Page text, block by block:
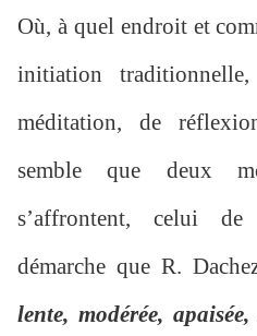
Où, à quel endroit et
initiation
méditation, de
semble que deux
s’affrontent, celui
démarche que R.
lente, modérée,